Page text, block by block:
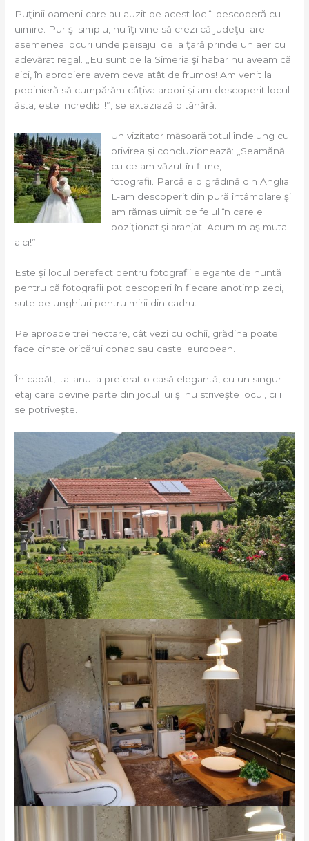
Puţinii oameni care au auzit de acest loc îl descoperă cu
uimire. Pur şi simplu, nu îţi vine să crezi că judeţul are
asemenea locuri unde peisajul de la ţară prinde un aer cu
adevărat regal. „Eu sunt de la Simeria şi habar nu aveam că
aici, în apropiere avem ceva atât de frumos! Am venit la
pepinieră să cumpărăm câţiva arbori şi am descoperit locul
ăsta, este incredibil!”, se extaziază o tânără.
Un vizitator măsoară totul îndelung cu
privirea şi concluzionează: „Seamănă
cu ce am văzut în filme,
fotografii. Parcă e o grădină din Anglia.
L-am descoperit din pură întâmplare şi
am rămas uimit de felul în care e
poziţionat şi aranjat. Acum m-aş muta
aici!”
Este şi locul perefect pentru fotografii elegante de nuntă
pentru că fotografii pot descoperi în fiecare anotimp zeci,
sute de unghiuri pentru mirii din cadru.
Pe aproape trei hectare, cât vezi cu ochii, grădina poate
face cinste oricărui conac sau castel european.
În capăt, italianul a preferat o casă elegantă, cu un singur
etaj care devine parte din jocul lui şi nu striveşte locul, ci i
se potriveşte.